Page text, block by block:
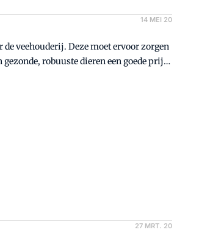
14 MEI 20
veehouderij. Deze moet ervoor zorgen
robuuste dieren een goede prijs
27 MRT. 20